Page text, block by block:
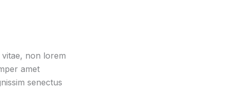
non lorem
amet
senectus